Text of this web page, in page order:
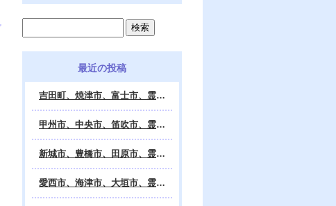
最近の投稿
吉田町、焼津市、富士市、霊視鑑定 天龍・占いの館 Dahlia、対面・電話・オンライン鑑定、除霊、霊視鑑定、遠隔 除霊 口コミ、浄霊、交霊、祈祷、御祓い、四柱推命、姓名判断・九星気学・易・タロット・手相・数秘術・動物占い・姓名学・命運鑑定、開運、不安・苦痛・恐怖、悩み相談、スピリチュアルカウンセラー、ヒーリング、霊気治療、霊能力者、霊媒師、天龍知裕著、幸せを求めて、天の神様 VS 地獄の神様、宇宙の真理で未来は希望の光、この世で天国 あの世で天国、天龍知裕ブログ。
甲州市、中央市、笛吹市、霊視鑑定 天龍・占いの館 Dahlia、対面・電話・オンライン鑑定、除霊、霊視鑑定、遠隔 除霊 口コミ、浄霊、交霊、祈祷、御祓い、四柱推命、姓名判断・九星気学・易・タロット・手相・数秘術・動物占い・姓名学・命運鑑定、開運、不安・苦痛・恐怖、悩み相談、スピリチュアルカウンセラー、ヒーリング、霊気治療、霊能力者、霊媒師、天龍知裕著、幸せを求めて、天の神様 VS 地獄の神様、宇宙の真理で未来は希望の光、この世で天国 あの世で天国、天龍知裕ブログ。
新城市、豊橋市、田原市、霊視鑑定 天龍・占いの館 Dahlia、対面・電話・オンライン鑑定、除霊、霊視鑑定、遠隔 除霊 口コミ、浄霊、交霊、祈祷、御祓い、四柱推命、姓名判断・九星気学・易・タロット・手相・数秘術・動物占い・姓名学・命運鑑定、開運、不安・苦痛・恐怖、悩み相談、スピリチュアルカウンセラー、ヒーリング、霊能力者、霊媒師、天龍知裕著、幸せを求めて、天の神様 VS 地獄の神様、宇宙の真理で未来は希望の光、この世で天国 あの世で天国、天龍知裕ブログ。
愛西市、海津市、大垣市、霊視鑑定 天龍・占いの館 Dahlia、対面・電話・オンライン鑑定、遠隔 除霊 口コミ、浄霊、交霊、祈祷、御祓い、四柱推命、姓名判断・九星気学・易・タロット・手相・数秘術・動物占い・姓名学・命運鑑定、開運、不安・苦痛・恐怖、悩み相談、スピリチュアルカウンセラー、ヒーリング、霊能力者、霊媒師、天龍知裕著、幸せを求めて、天の神様 VS 地獄の神様、宇宙の真理で未来は希望の光、この世で天国 あの世で天国、天龍知裕ブログ。